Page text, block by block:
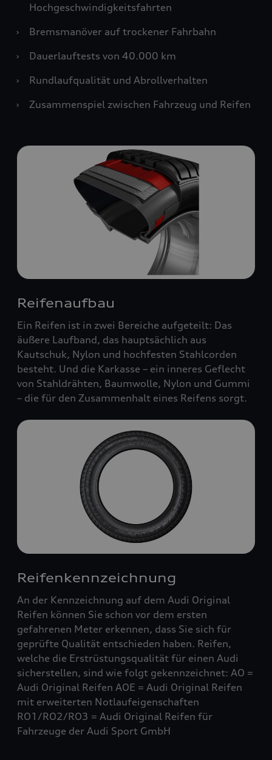
Hochgeschwindigkeitsfahrten
›
Bremsmanöver auf trockener Fahrbahn
›
Dauerlauftests von 40.000 km
›
Rundlaufqualität und Abrollverhalten
›
Zusammenspiel zwischen Fahrzeug und Reifen
Reifenaufbau
Ein Reifen ist in zwei Bereiche aufgeteilt: Das
äußere Laufband, das hauptsächlich aus
Kautschuk, Nylon und hochfesten Stahlcorden
besteht. Und die Karkasse – ein inneres Geflecht
von Stahldrähten, Baumwolle, Nylon und Gummi
– die für den Zusammenhalt eines Reifens sorgt.
Reifenkennzeichnung
An der Kennzeichnung auf dem Audi Original
Reifen können Sie schon vor dem ersten
gefahrenen Meter erkennen, dass Sie sich für
geprüfte Qualität entschieden haben. Reifen,
welche die Erstrüstungsqualität für einen Audi
sicherstellen, sind wie folgt gekennzeichnet: AO =
Audi Original Reifen AOE = Audi Original Reifen
mit erweiterten Notlaufeigenschaften
RO1/RO2/RO3 = Audi Original Reifen für
Fahrzeuge der Audi Sport GmbH